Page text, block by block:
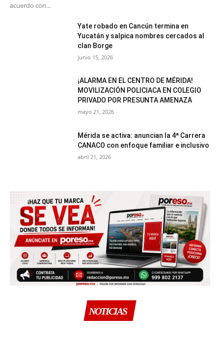
acuerdo con...
Yate robado en Cancún termina en
Yucatán y salpica nombres cercados al
clan Borge
junio 15, 2026
¡ALARMA EN EL CENTRO DE MÉRIDA!
MOVILIZACIÓN POLICIACA EN COLEGIO
PRIVADO POR PRESUNTA AMENAZA
mayo 21, 2026
Mérida se activa: anuncian la 4ª Carrera
CANACO con enfoque familiar e inclusivo
abril 21, 2026
NOTICIAS